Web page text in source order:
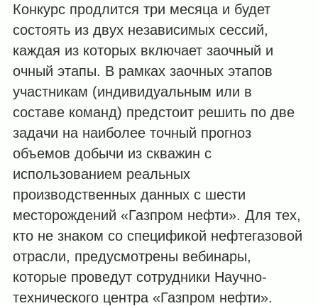
Конкурс продлится три месяца и будет
состоять из двух независимых сессий,
каждая из которых включает заочный и
очный этапы. В рамках заочных этапов
участникам (индивидуальным или в
составе команд) предстоит решить по две
задачи на наиболее точный прогноз
объемов добычи из скважин с
использованием реальных
производственных данных с шести
месторождений «Газпром нефти». Для тех,
кто не знаком со спецификой нефтегазовой
отрасли, предусмотрены вебинары,
которые проведут сотрудники Научно-
технического центра «Газпром нефти».